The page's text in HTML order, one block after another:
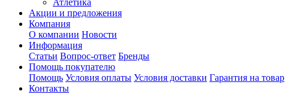
Атлетика
Акции и предложения
Компания
О компании Новости
Информация
Статьи Вопрос-ответ Бренды
Помощь покупателю
Помощь Условия оплаты Условия доставки Гарантия на товар
Контакты